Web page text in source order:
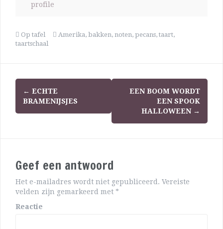
Op tafel Amerika, bakken, noten, pecans, taart,
taartschaal
← ECHTE
BRAMENIJSJES
EEN BOOM WORDT
EEN SPOOK
HALLOWEEN →
Geef een antwoord
Het e-mailadres wordt niet gepubliceerd. Vereiste
velden zijn gemarkeerd met *
Reactie